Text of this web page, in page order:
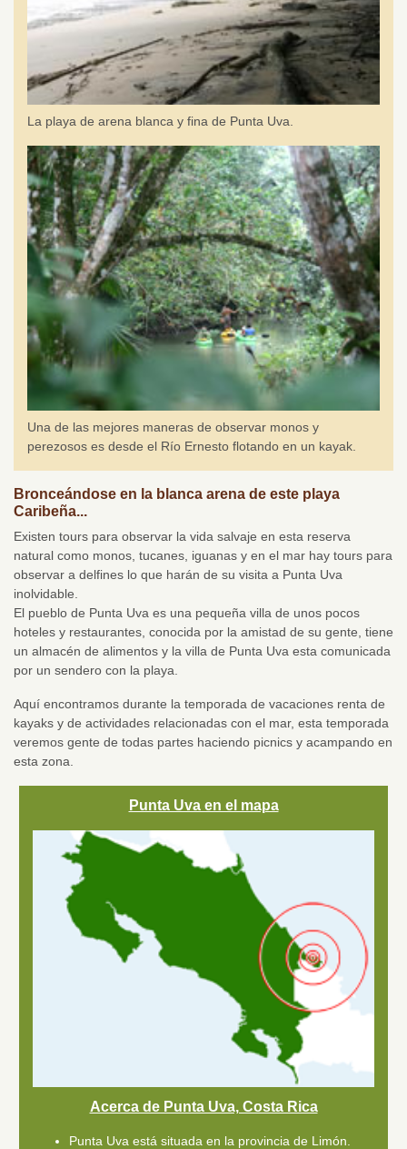
La playa de arena blanca y fina de Punta Uva.
Una de las mejores maneras de observar monos y
perezosos es desde el Río Ernesto flotando en un kayak.
Bronceándose en la blanca arena de este playa
Caribeña...
Existen tours para observar la vida salvaje en esta reserva
natural como monos, tucanes, iguanas y en el mar hay tours para
observar a delfines lo que harán de su visita a Punta Uva
inolvidable.
El pueblo de Punta Uva es una pequeña villa de unos pocos
hoteles y restaurantes, conocida por la amistad de su gente, tiene
un almacén de alimentos y la villa de Punta Uva esta comunicada
por un sendero con la playa.
Aquí encontramos durante la temporada de vacaciones renta de
kayaks y de actividades relacionadas con el mar, esta temporada
veremos gente de todas partes haciendo picnics y acampando en
esta zona.
Punta Uva en el mapa
Acerca de Punta Uva, Costa Rica
Punta Uva está situada en la provincia de Limón.